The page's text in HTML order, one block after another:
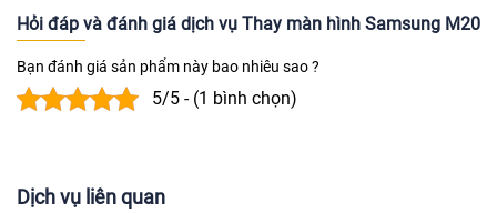
Hỏi đáp và đánh giá dịch vụ Thay màn hình Samsung M20
Bạn đánh giá sản phẩm này bao nhiêu sao ?
5/5 - (1 bình chọn)
Dịch vụ liên quan